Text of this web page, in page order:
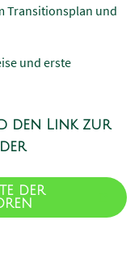
Transitionsplan und
und erste
den Link zur
DER